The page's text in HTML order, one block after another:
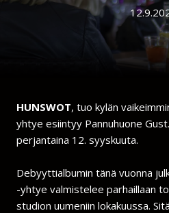
HUNSWOT, tuo kylän
yhtye esiintyy Pannuhuone
perjantaina 12. syyskuuta.
Debyyttialbumin tänä vuonna
-yhtye valmistelee parhaillaan
studion uumeniin lokakuussa.